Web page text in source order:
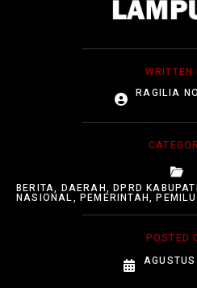
WRITTEN
RAGILIA
BERITA, DAERAH,DPRD
NASIONAL,PEMERINTAH,PEMILU
POSTED